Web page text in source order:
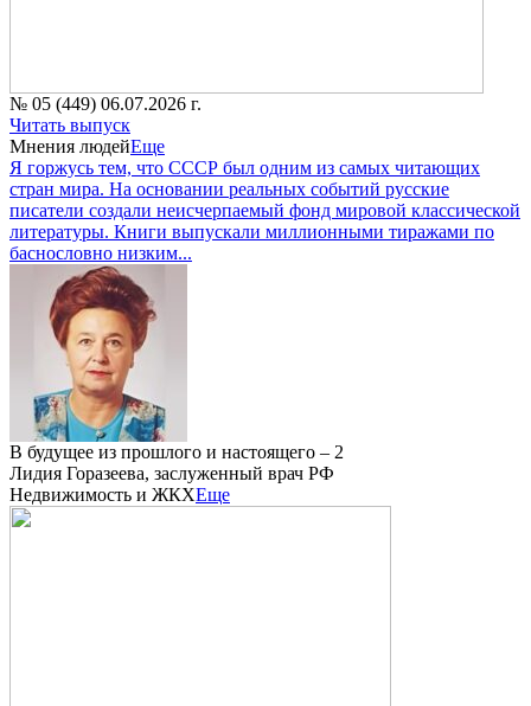
№ 05 (449) 06.07.2026 г.
Читать выпуск
Мнения людейЕще
Я горжусь тем, что СССР был одним из самых читающих
стран мира. На основании реальных событий русские
писатели создали неисчерпаемый фонд мировой классической
литературы. Книги выпускали миллионными тиражами по
баснословно низким...
В будущее из прошлого и настоящего – 2
Лидия Горазеева, заслуженный врач РФ
Недвижимость и ЖКХЕще